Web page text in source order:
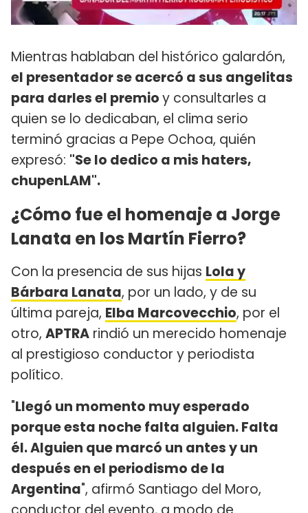
Mientras hablaban del histórico galardón,
el presentador se acercó a sus angelitas
para darles el premioy consultarles a
quien se lo dedicaban, el clima serio
terminó gracias a Pepe Ochoa, quién
expresó: "Se lo dedico a mis haters,
chupenLAM".
¿Cómo fue el homenaje a Jorge
Lanata en los Martín Fierro?
Con la presencia de sus hijas Lola y
Bárbara Lanata, por un lado, y de su
última pareja, Elba Marcovecchio, por el
otro, APTRA rindió un merecido homenaje
al prestigioso conductor y periodista
político.
"Llegó un momento muy esperado
porque esta noche falta alguien. Falta
él. Alguien que marcó un antes y un
después en el periodismo de la
Argentina", afirmó Santiago del Moro,